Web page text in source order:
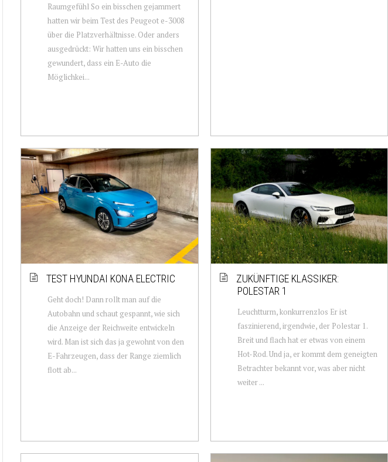
Raumgefühl So ein bisschen gejammert
hatten wir beim Test des Peugeot e-3008
über die Platzverhältnisse. Oder anders
ausgedrückt: Wir hatten uns ein bisschen
gewundert, dass ein E-Auto die
Möglichkei...
TEST HYUNDAI KONA ELECTRIC
Geht doch! Dann rollt man auf die
Autobahn und schaut gespannt, wie sich
die Anzeige der Reichweite entwickeln
wird. Man ist sich das ja gewohnt von den
E-Fahrzeugen, dass der Range ziemlich
flott ab...
ZUKÜNFTIGE KLASSIKER:
POLESTAR 1
Leuchtturm, konkurrenzlos Er ist
faszinierend, irgendwie, der Polestar 1.
Breit und flach hat er etwas von einem
Hot-Rod. Und ja, er kommt dem geneigten
Betrachter bekannt vor, was aber nicht
weiter ...